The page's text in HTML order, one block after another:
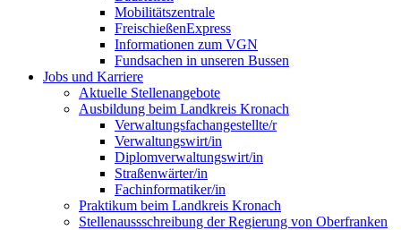
Mobilitätszentrale
FreischießenExpress
Informationen zum VGN
Fundsachen in unseren Bussen
Jobs und Karriere
Aktuelle Stellenangebote
Ausbildung beim Landkreis Kronach
Verwaltungsfachangestellte/r
Verwaltungswirt/in
Diplomverwaltungswirt/in
Straßenwärter/in
Fachinformatiker/in
Praktikum beim Landkreis Kronach
Stellenaussschreibung der Regierung von Oberfranken